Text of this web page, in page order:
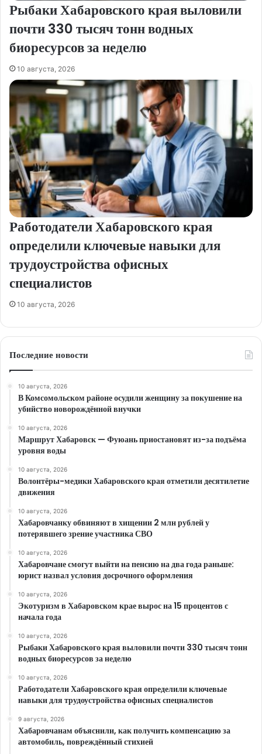
Рыбаки Хабаровского края выловили
почти 330 тысяч тонн водных
биоресурсов за неделю
10 августа, 2026
Работодатели Хабаровского края
определили ключевые навыки для
трудоустройства офисных
специалистов
10 августа, 2026
Последние новости
10 августа, 2026
В Комсомольском районе осудили женщину за покушение на
убийство новорождённой внучки
10 августа, 2026
Маршрут Хабаровск — Фуюань приостановят из-за подъёма
уровня воды
10 августа, 2026
Волонтёры-медики Хабаровского края отметили десятилетие
движения
10 августа, 2026
Хабаровчанку обвиняют в хищении 2 млн рублей у
потерявшего зрение участника СВО
10 августа, 2026
Хабаровчане смогут выйти на пенсию на два года раньше:
юрист назвал условия досрочного оформления
10 августа, 2026
Экотуризм в Хабаровском крае вырос на 15 процентов с
начала года
10 августа, 2026
Рыбаки Хабаровского края выловили почти 330 тысяч тонн
водных биоресурсов за неделю
10 августа, 2026
Работодатели Хабаровского края определили ключевые
навыки для трудоустройства офисных специалистов
9 августа, 2026
Хабаровчанам объяснили, как получить компенсацию за
автомобиль, повреждённый стихией